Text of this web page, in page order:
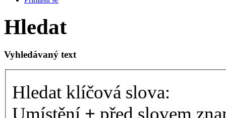
Hledat
Vyhledávaný text
Hledat klíčová slova:
Umístění + před slovem